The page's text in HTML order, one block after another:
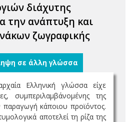
διάχυτης
την ανάπτυξη και
ζωγραφικής
σε άλλη γλώσσα
Ελληνική γλώσσα είχε
συμπεριλαμβάνομένης της
παραγωγή κάποιου προϊόντος.
αποτελεί τη ρίζα της